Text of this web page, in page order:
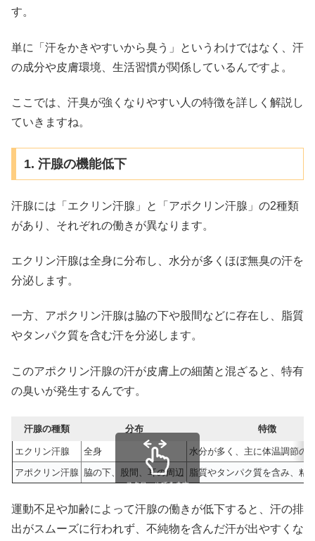
す。
単に「汗をかきやすいから臭う」というわけではなく、汗
の成分や皮膚環境、生活習慣が関係しているんですよ。
ここでは、汗臭が強くなりやすい人の特徴を詳しく解説し
ていきますね。
1. 汗腺の機能低下
汗腺には「エクリン汗腺」と「アポクリン汗腺」の2種類
があり、それぞれの働きが異なります。
エクリン汗腺は全身に分布し、水分が多くほぼ無臭の汗を
分泌します。
一方、アポクリン汗腺は脇の下や股間などに存在し、脂質
やタンパク質を含む汗を分泌します。
このアポクリン汗腺の汗が皮膚上の細菌と混ざると、特有
の臭いが発生するんです。
汗腺の種類 分布 特徴
エクリン汗腺 全身
水分が多く、主に体温調節の
アポクリン汗腺 脇の下、股間、耳の周辺 脂質やタンパク質を含み、粘
スクロールできます
運動不足や加齢によって汗腺の働きが低下すると、汗の排
出がスムーズに行われず、不純物を含んだ汗が出やすくな